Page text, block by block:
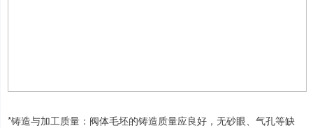
*铸造与加工质量：阀体毛坯的铸造质量应良好，无砂眼、气孔等缺